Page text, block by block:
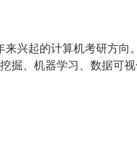
兴起的计算机考研方
掘、机器学习、数据可